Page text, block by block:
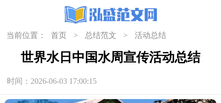
当前位置： 首页 > 总结范文 > 活动总结
世界水日中国水周宣传活动总结
时间：2026-06-03 17:00:15